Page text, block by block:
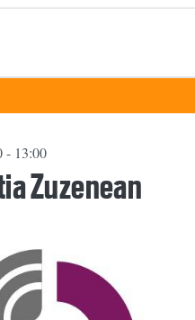
- 13:00
Zuzenean